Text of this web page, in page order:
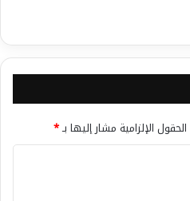
الحقول الإلزامية مشار إليها بـ*